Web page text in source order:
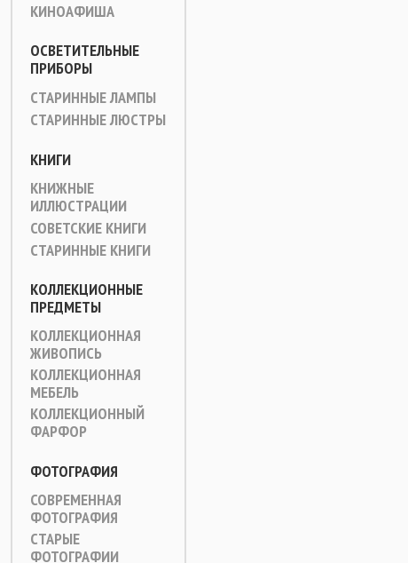
КИНОАФИША
ОСВЕТИТЕЛЬНЫЕ
ПРИБОРЫ
СТАРИННЫЕ ЛАМПЫ
СТАРИННЫЕ ЛЮСТРЫ
КНИГИ
КНИЖНЫЕ
ИЛЛЮСТРАЦИИ
СОВЕТСКИЕ КНИГИ
СТАРИННЫЕ КНИГИ
КОЛЛЕКЦИОННЫЕ
ПРЕДМЕТЫ
КОЛЛЕКЦИОННАЯ
ЖИВОПИСЬ
КОЛЛЕКЦИОННАЯ
МЕБЕЛЬ
КОЛЛЕКЦИОННЫЙ
ФАРФОР
ФОТОГРАФИЯ
СОВРЕМЕННАЯ
ФОТОГРАФИЯ
СТАРЫЕ
ФОТОГРАФИИ